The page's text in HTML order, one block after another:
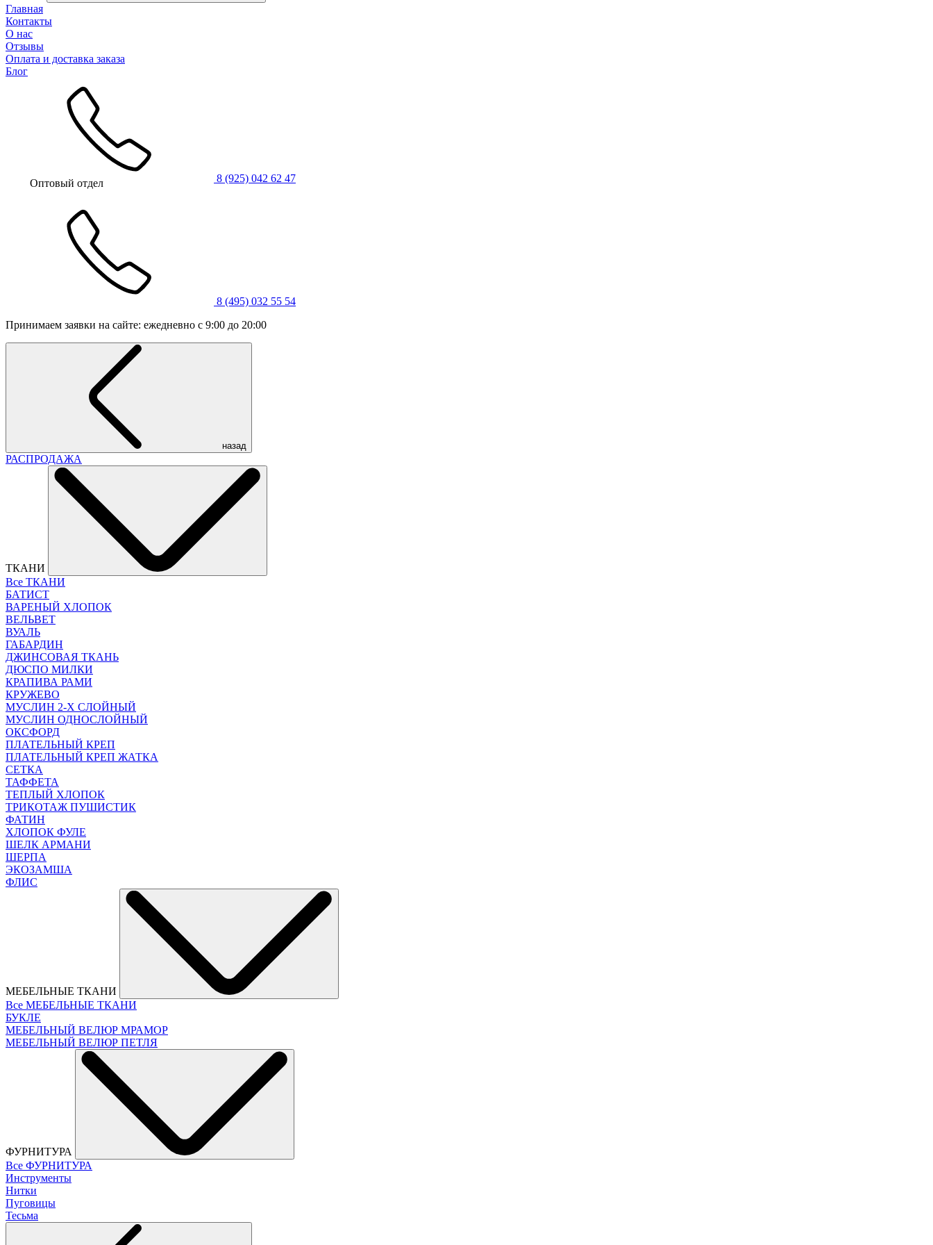
Главная
Контакты
О нас
Отзывы
Оплата и доставка заказа
Блог
8 (925) 042 62 47
Оптовый отдел
8 (495) 032 55 54
Принимаем заявки на сайте: ежедневно с 9:00 до 20:00
назад
РАСПРОДАЖА
ТКАНИ
Все ТКАНИ
БАТИСТ
ВАРЕНЫЙ ХЛОПОК
ВЕЛЬВЕТ
ВУАЛЬ
ГАБАРДИН
ДЖИНСОВАЯ ТКАНЬ
ДЮСПО МИЛКИ
КРАПИВА РАМИ
КРУЖЕВО
МУСЛИН 2-Х СЛОЙНЫЙ
МУСЛИН ОДНОСЛОЙНЫЙ
ОКСФОРД
ПЛАТЕЛЬНЫЙ КРЕП
ПЛАТЕЛЬНЫЙ КРЕП ЖАТКА
СЕТКА
ТАФФЕТА
ТЕПЛЫЙ ХЛОПОК
ТРИКОТАЖ ПУШИСТИК
ФАТИН
ХЛОПОК ФУЛЕ
ШЕЛК АРМАНИ
ШЕРПА
ЭКОЗАМША
ФЛИС
МЕБЕЛЬНЫЕ ТКАНИ
Все МЕБЕЛЬНЫЕ ТКАНИ
БУКЛЕ
МЕБЕЛЬНЫЙ ВЕЛЮР МРАМОР
МЕБЕЛЬНЫЙ ВЕЛЮР ПЕТЛЯ
ФУРНИТУРА
Все ФУРНИТУРА
Инструменты
Нитки
Пуговицы
Тесьма